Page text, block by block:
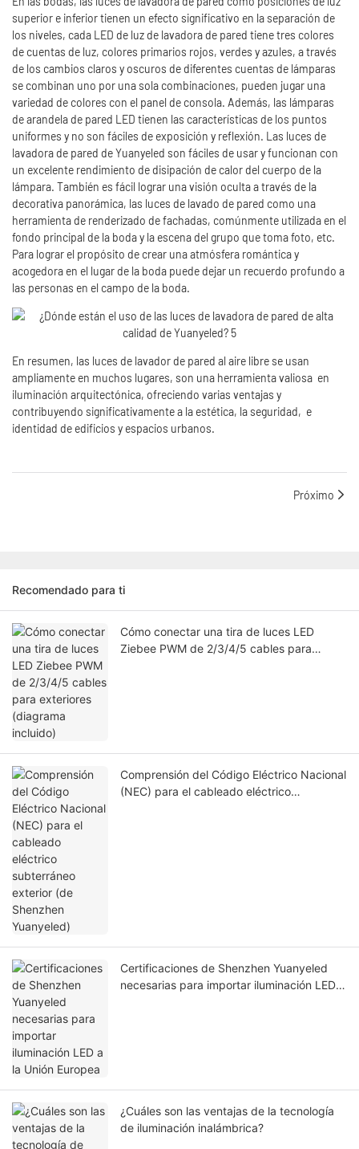
superior e inferior tienen un efecto significativo en la separación de
los niveles, cada LED de luz de lavadora de pared tiene tres colores
de cuentas de luz, colores primarios rojos, verdes y azules, a través
de los cambios claros y oscuros de diferentes cuentas de lámparas
se combinan uno por una sola combinaciones, pueden jugar una
variedad de colores con el panel de consola. Además, las lámparas
de arandela de pared LED tienen las características de los puntos
uniformes y no son fáciles de exposición y reflexión. Las luces de
lavadora de pared de Yuanyeled son fáciles de usar y funcionan con
un excelente rendimiento de disipación de calor del cuerpo de la
lámpara. También es fácil lograr una visión oculta a través de la
decorativa panorámica, las luces de lavado de pared como una
herramienta de renderizado de fachadas, comúnmente utilizada en el
fondo principal de la boda y la escena del grupo que toma foto, etc.
Para lograr el propósito de crear una atmósfera romántica y
acogedora en el lugar de la boda puede dejar un recuerdo profundo a
las personas en el campo de la boda.
En resumen, las luces de lavador de pared al aire libre se usan
ampliamente en muchos lugares, son una herramienta valiosa en
iluminación arquitectónica, ofreciendo varias ventajas y
contribuyendo significativamente a la estética, la seguridad, e
identidad de edificios y espacios urbanos.
Próximo
Recomendado para ti
Cómo conectar una tira de luces LED
Ziebee PWM de 2/3/4/5 cables para
Comprensión del Código Eléctrico Nacional
(NEC) para el cableado eléctrico
Certificaciones de Shenzhen Yuanyeled
necesarias para importar iluminación LED a
¿Cuáles son las ventajas de la tecnología
de iluminación inalámbrica?